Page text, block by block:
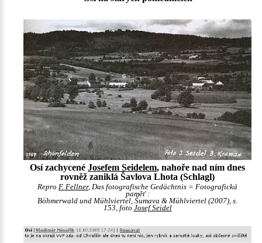
Osí zachycené Josefem Seidelem, nahoře nad ním dnes
rovněž zaniklá Šavlova Lhota (Schlagl)
Repro F. Fellner, Das fotografische Gedächtnis = Fotografická
paměť :
Böhmerwald und Mühlviertel, Šumava & Mühlviertel (2007), s.
153, foto Josef Seidel